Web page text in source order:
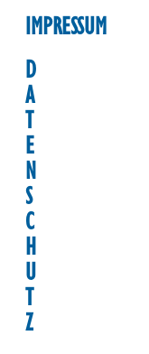
IMPRESSUM
D
A
T
E
N
S
C
H
U
T
Z